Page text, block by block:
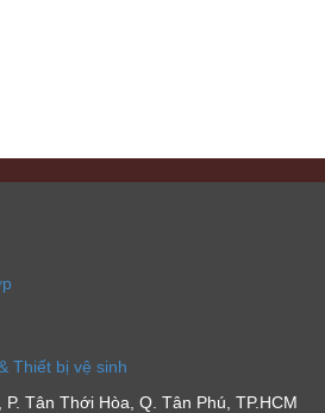
Thiết bị vệ sinh
Tân Thới Hòa, Q. Tân Phú, TP.HCM